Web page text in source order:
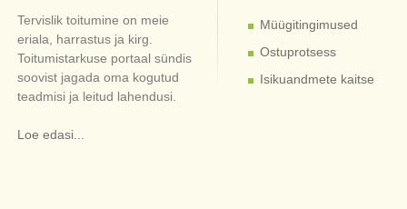
Tervislik toitumine on meie
eriala, harrastus ja kirg.
Toitumistarkuse portaal sündis
soovist jagada oma kogutud
teadmisi ja leitud lahendusi.
Loe edasi...
Müügitingimused
Ostuprotsess
Isikuandmete kaitse